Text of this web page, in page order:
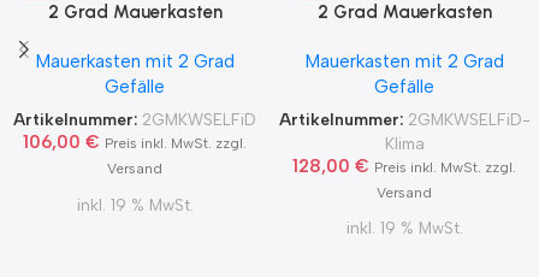
2 Grad Mauerkasten
Kondensatablauf auch mit
Blower Door Test und
Zertifikat Ø100, 125, 150
2Grad MKWSELFiD
Mauerkasten mit 2 Grad
Gefälle
Artikelnummer: 2GMKWSELFiD
106,00 € Preis inkl. MwSt. zzgl.
Versand
inkl. 19 % MwSt.
2 Grad Mauerkasten
Kondensatablauf für
Klimageräte Ø150 2Grad
MKWSELFiD
Mauerkasten mit 2 Grad
Gefälle
Artikelnummer: 2GMKWSELFiD-
Klima
128,00 € Preis inkl. MwSt. zzgl.
Versand
inkl. 19 % MwSt.